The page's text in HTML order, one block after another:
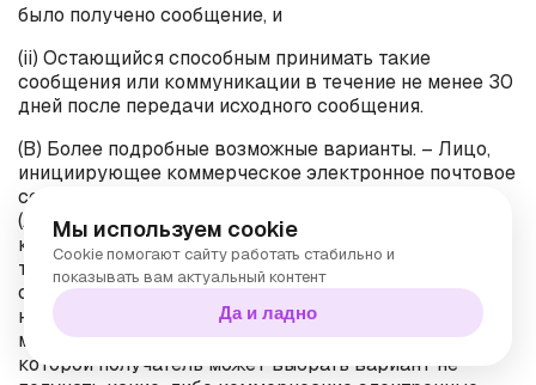
было получено сообщение, и
(ii) Остающийся способным принимать такие
сообщения или коммуникации в течение не менее 30
дней после передачи исходного сообщения.
(B) Более подробные возможные варианты. – Лицо,
инициирующее коммерческое электронное почтовое
сообщение, может соответствовать подпараграфу
(A
), предлагая получателю список или меню, из
которого получатель может выбрать определенные
типы коммерческих электронных почтовых
сообщений, которые получатель хочет получать или
не хочет получать от отправителя, если список или
меню включает в себя возможность, согласно
которой получатель может выбрать вариант не
Мы используем cookie
Cookie помогают сайту работать стабильно и
показывать вам актуальный контент
Да и ладно